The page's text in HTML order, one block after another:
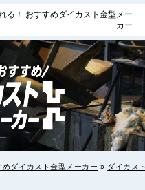
る！ おすすめダイカスト金型メー
カー
ダイカスト金型メーカー » ダイカス